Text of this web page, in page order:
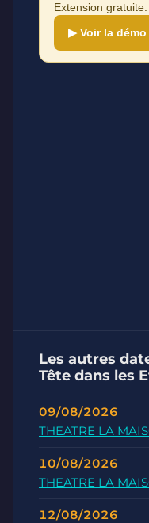
Extension gratuite.
▶ Voir la démo
Les autres
Tête dans les
09/08/2026
THEATRE LA
10/08/2026
THEATRE LA
12/08/2026